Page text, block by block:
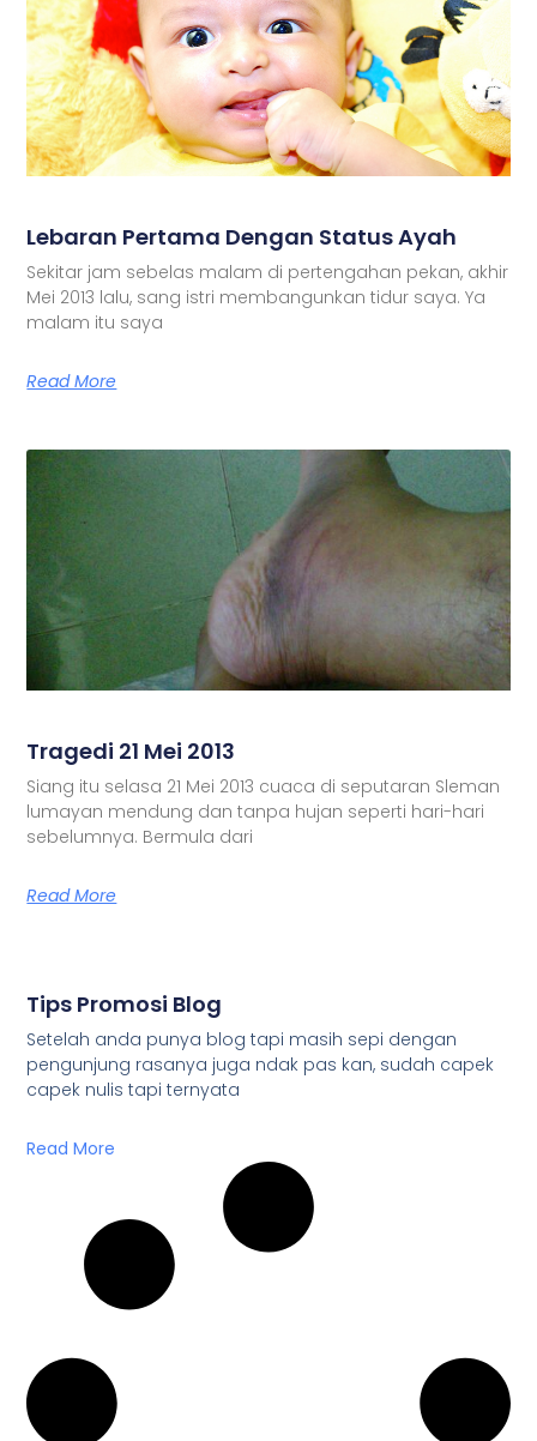
Lebaran Pertama Dengan Status Ayah
Sekitar jam sebelas malam di pertengahan pekan, akhir
Mei 2013 lalu, sang istri membangunkan tidur saya. Ya
malam itu saya
Read More
Tragedi 21 Mei 2013
Siang itu selasa 21 Mei 2013 cuaca di seputaran Sleman
lumayan mendung dan tanpa hujan seperti hari-hari
sebelumnya. Bermula dari
Read More
Tips Promosi Blog
Setelah anda punya blog tapi masih sepi dengan
pengunjung rasanya juga ndak pas kan, sudah capek
capek nulis tapi ternyata
Read More